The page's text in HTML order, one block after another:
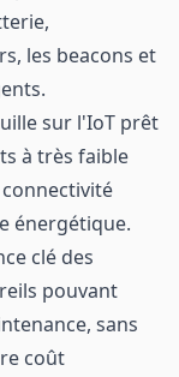
les beacons et
sur l'IoT prêt
à très faible
énergétique.
clé des
pouvant
sans
coût